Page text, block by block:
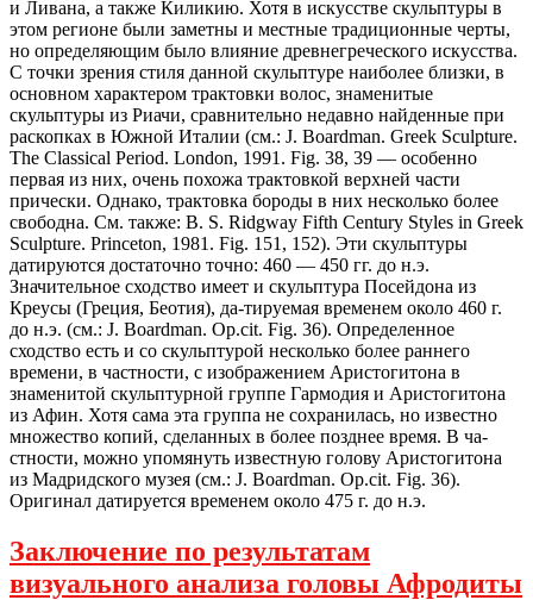
и Ливана, а также Киликию. Хотя в искусстве скульптуры в
этом регионе были заметны и местные традиционные черты,
но определяющим было влияние древнегреческого искусства.
С точки зрения стиля данной скульптуре наиболее близки, в
основном характером трактовки волос, знаменитые
скульптуры из Риачи, сравнительно недавно найденные при
раскопках в Южной Италии (см.: J. Boardman. Greek Sculpture.
The Classical Period. London, 1991. Fig. 38, 39 — особенно
первая из них, очень похожа трактовкой верхней части
прически. Однако, трактовка бороды в них несколько более
свободна. См. также: В. S. Ridgway Fifth Century Styles in Greek
Sculpture. Princeton, 1981. Fig. 151, 152). Эти скульптуры
датируются достаточно точно: 460 — 450 гг. до н.э.
Значительное сходство имеет и скульптура Посейдона из
Креусы (Греция, Беотия), да-тируемая временем около 460 г.
до н.э. (см.: J. Boardman. Op.cit. Fig. 36). Определенное
сходство есть и со скульптурой несколько более раннего
времени, в частности, с изображением Аристогитона в
знаменитой скульптурной группе Гармодия и Аристогитона
из Афин. Хотя сама эта группа не сохранилась, но известно
множество копий, сделанных в более позднее время. В ча-
стности, можно упомянуть известную голову Аристогитона
из Мадридского музея (см.: J. Boardman. Op.cit. Fig. 36).
Оригинал датируется временем около 475 г. до н.э.
Заключение по результатам
визуального анализа головы Афродиты